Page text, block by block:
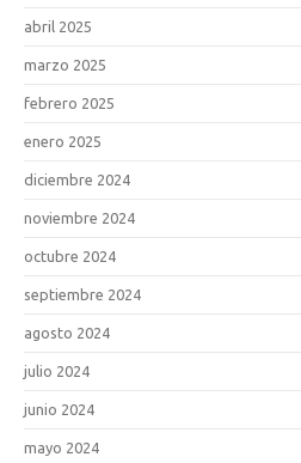
abril 2025
marzo 2025
febrero 2025
enero 2025
diciembre 2024
noviembre 2024
octubre 2024
septiembre 2024
agosto 2024
julio 2024
junio 2024
mayo 2024